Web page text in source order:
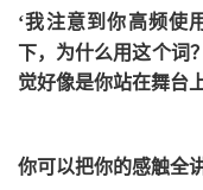
‘我注意到你高频使
下，为什么用这个词
觉好像是你站在舞台
你可以把你的感触全